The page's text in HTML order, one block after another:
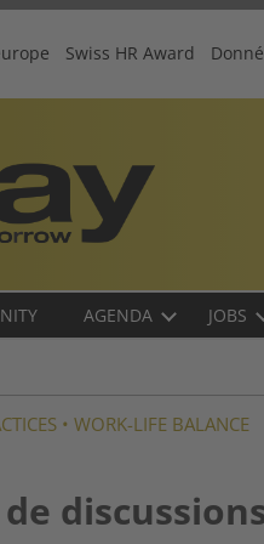
Swiss HR Award
AGENDA JOBS
•WORK-LIFE BALANCE